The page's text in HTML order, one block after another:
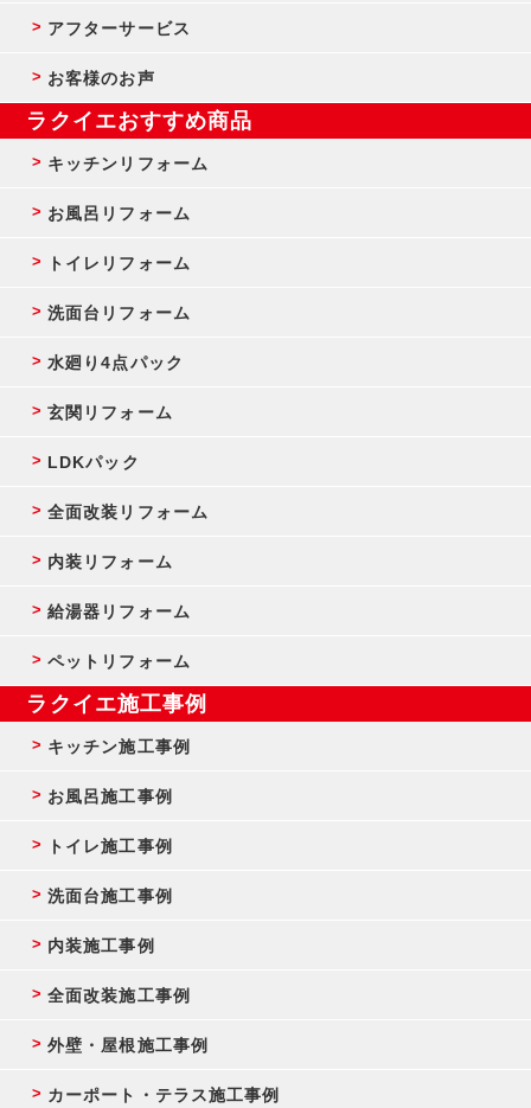
アフターサービス
お客様のお声
ラクイエおすすめ商品
キッチンリフォーム
お風呂リフォーム
トイレリフォーム
洗面台リフォーム
水廻り4点パック
玄関リフォーム
LDKパック
全面改装リフォーム
内装リフォーム
給湯器リフォーム
ペットリフォーム
ラクイエ施工事例
キッチン施工事例
お風呂施工事例
トイレ施工事例
洗面台施工事例
内装施工事例
全面改装施工事例
外壁・屋根施工事例
カーポート・テラス施工事例